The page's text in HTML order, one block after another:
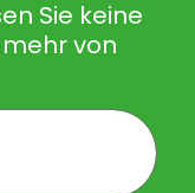
Sie keine
von